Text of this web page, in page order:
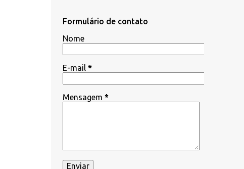
Formulário de contato
Nome
E-mail *
Mensagem *